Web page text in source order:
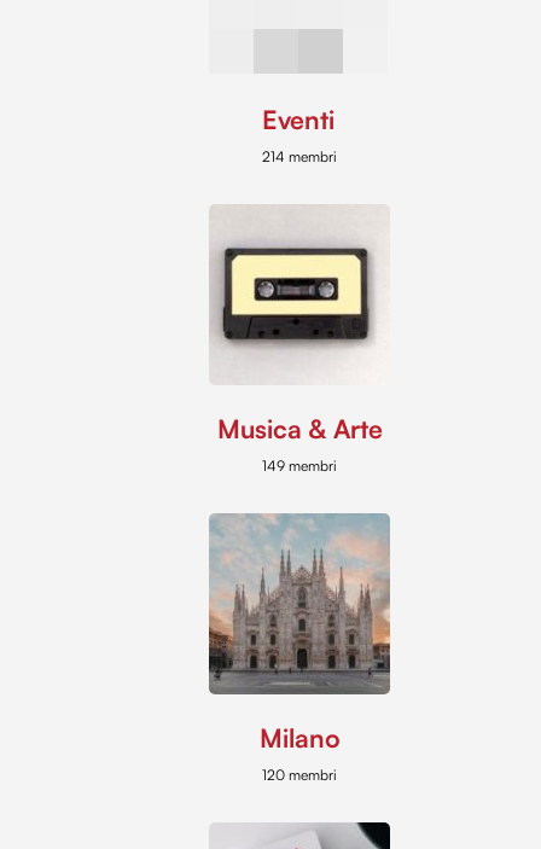
Eventi
214 membri
Musica & Arte
149 membri
Milano
120 membri